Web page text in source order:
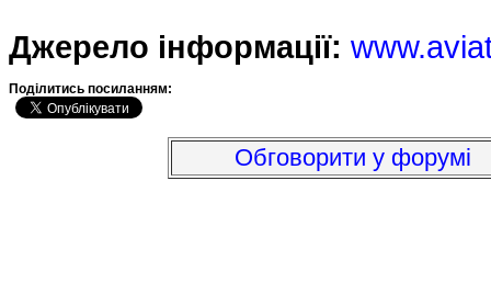
Джерело інформації:
Подiлитись посиланням:
Обговорити у форумі